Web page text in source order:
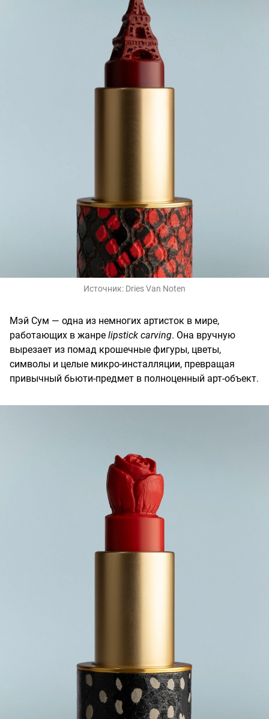
Источник: Dries Van Noten
Мэй Сум — одна из немногих артисток в мире,
работающих в жанре lipstick carving. Она вручную
вырезает из помад крошечные фигуры, цветы,
символы и целые микро-инсталляции, превращая
привычный бьюти-предмет в полноценный арт-объект.